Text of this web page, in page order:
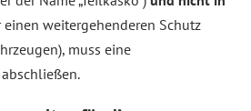
einen weitergehenderen Schutz
muss eine